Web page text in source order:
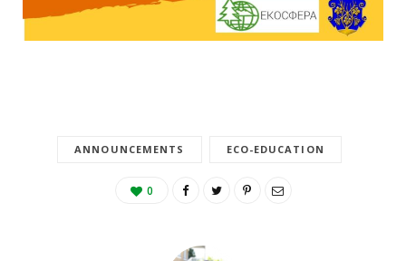
ANNOUNCEMENTS ECO-EDUCATION
0